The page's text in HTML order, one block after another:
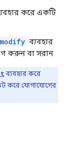
করে একটি
ব্যবহার
করুন বা সরান
ব্যবহার করে
করে যোগাযোগের